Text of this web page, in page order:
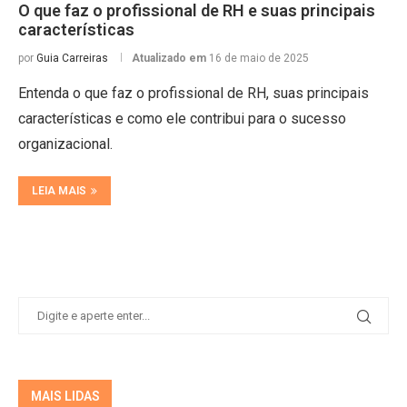
O que faz o profissional de RH e suas principais
características
por Guia Carreiras Atualizado em 16 de maio de 2025
Entenda o que faz o profissional de RH, suas principais
características e como ele contribui para o sucesso
organizacional.
LEIA MAIS
MAIS LIDAS